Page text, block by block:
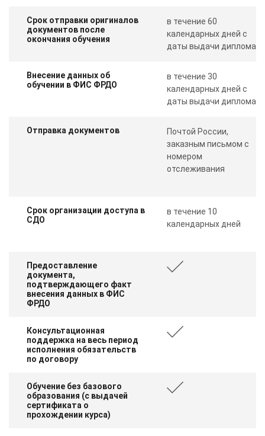
Срок отправки оригиналов
документов после
окончания обучения
в течение 60
календарных дней с
даты выдачи диплома
Внесение данных об
обучении в ФИС ФРДО
в течение 30
календарных дней с
даты выдачи диплома
Отправка документов
Почтой России,
заказным письмом с
номером
отслеживания
Срок организации доступа в
СДО
в течение 10
календарных дней
Предоставление
документа,
подтверждающего факт
внесения данных в ФИС
ФРДО
Консультационная
поддержка на весь период
исполнения обязательств
по договору
Обучение без базового
образования (с выдачей
сертификата о
прохождении курса)